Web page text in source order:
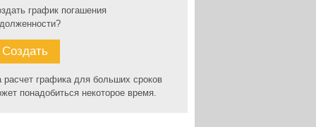
график погашения
расчет графика для больших сроков
понадобиться некоторое время.